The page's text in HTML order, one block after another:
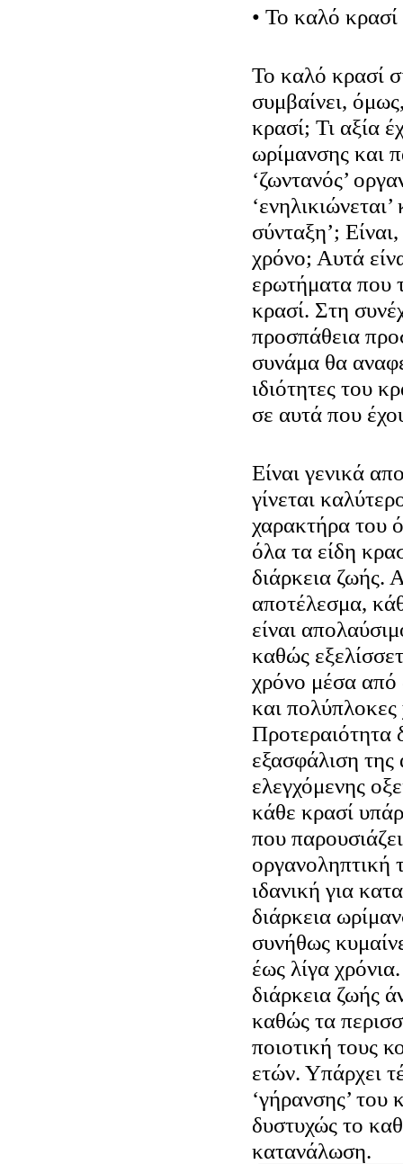
• Το καλό κρασί
Το καλό κρασί
συμβαίνει,
κρασί; Τι αξία
ωρίμανσης και
‘ζωντανός’
σύνταξη’;
χρόνο; Αυτά
ερωτήματα που
κρασί. Στη
προσπάθεια
συνάμα θα
ιδιότητες του
σε αυτά που
Είναι γενικά
γίνεται
χαρακτήρα του
όλα τα είδη
διάρκεια ζωής.
αποτέλεσμα,
είναι
καθώς
χρόνο μέσα από
και πολύπλοκες
Προτεραιότητα
εξασφάλιση
ελεγχόμενης
κάθε κρασί
που
οργανοληπτική
ιδανική για
διάρκεια
συνήθως
έως λίγα
διάρκεια ζωής
καθώς τα
ποιοτική τους
ετών. Υπάρχει
‘γήρανσης’ του
δυστυχώς το
κατανάλωση.